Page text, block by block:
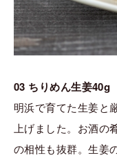
03 ちりめん生姜40g
明浜で育てた生姜と
上げました。お酒の
の相性も抜群。生姜